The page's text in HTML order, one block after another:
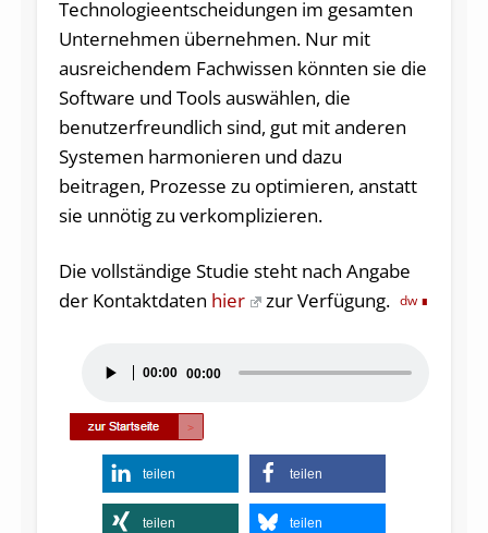
Technologieentscheidungen im gesamten
Unternehmen übernehmen. Nur mit
ausreichendem Fachwissen könnten sie die
Software und Tools auswählen, die
benutzerfreundlich sind, gut mit anderen
Systemen harmonieren und dazu
beitragen, Prozesse zu optimieren, anstatt
sie unnötig zu verkomplizieren.
Die vollständige Studie steht nach Angabe
der Kontaktdaten hier zur Verfügung. dw
Player
00:00 00:00
teilen teilen
teilen teilen